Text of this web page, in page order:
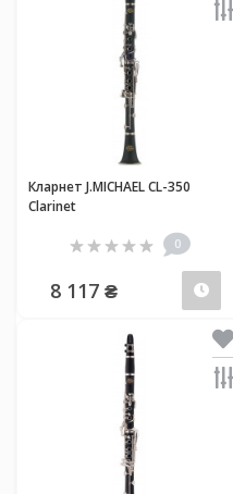
Кларнет J.MICHAEL CL-350
Clarinet
0
8 117 ₴